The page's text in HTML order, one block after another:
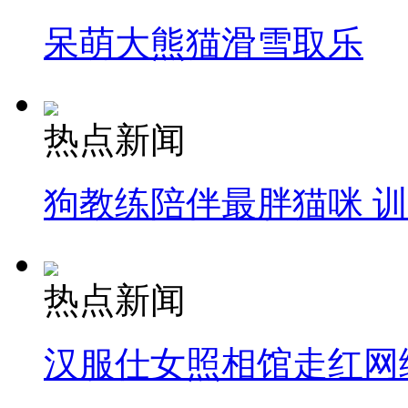
呆萌大熊猫滑雪取乐
热点新闻
狗教练陪伴最胖猫咪
热点新闻
汉服仕女照相馆走红网